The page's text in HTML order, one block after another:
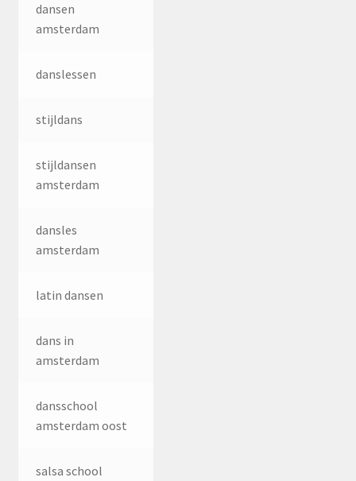
dansen
amsterdam
danslessen
stijldans
stijldansen
amsterdam
dansles
amsterdam
latin dansen
dans in
amsterdam
dansschool
amsterdam oost
salsa school